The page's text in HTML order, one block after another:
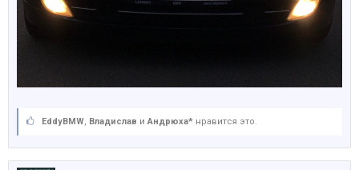
EddyBMW, Владислав иАндрюха* нравится это.